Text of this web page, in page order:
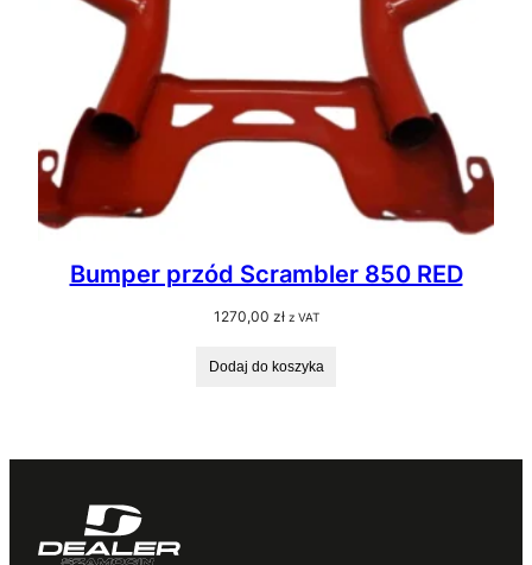
Bumper przód Scrambler 850 RED
1270,00 zł z VAT
Dodaj do koszyka